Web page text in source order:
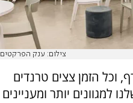
צילום: ענק הפרקטים
וכל הזמן צצים טרנדים
למגוונים יותר ומעניינים